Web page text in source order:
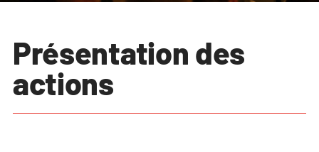
Présentation des
actions